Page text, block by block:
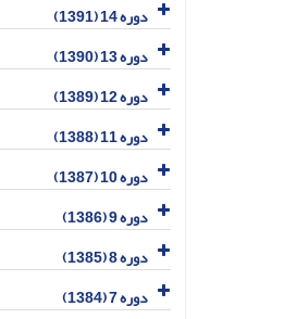
دوره 14 (1391)
دوره 13 (1390)
دوره 12 (1389)
دوره 11 (1388)
دوره 10 (1387)
دوره 9 (1386)
دوره 8 (1385)
دوره 7 (1384)